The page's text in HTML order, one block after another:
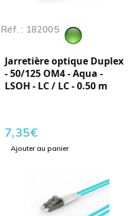
Réf. : 182005
Jarretière optique Duplex
- 50/125 OM4 - Aqua -
LSOH - LC / LC - 0.50 m
7,35€
Ajouter au panier